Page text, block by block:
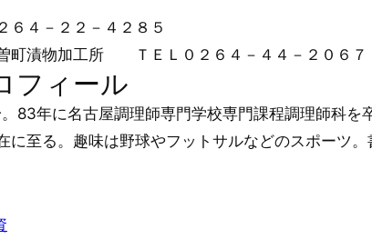
４－２２－４２８５
町漬物加工所 ＴＥＬ０２６４－４４－２０６７
フィール
83年に名古屋調理師専門学校専門課程調理師科
に至る。趣味は野球やフットサルなどのスポーツ